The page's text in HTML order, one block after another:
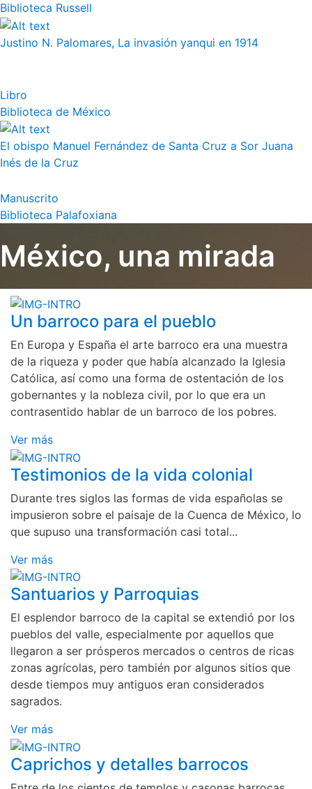
Biblioteca Russell
Justino N. Palomares, La invasión yanqui en 1914
Libro
Biblioteca de México
El obispo Manuel Fernández de Santa Cruz a Sor Juana
Inés de la Cruz
Manuscrito
Biblioteca Palafoxiana
México, una mirada
Un barroco para el pueblo
En Europa y España el arte barroco era una muestra
de la riqueza y poder que había alcanzado la Iglesia
Católica, así como una forma de ostentación de los
gobernantes y la nobleza civil, por lo que era un
contrasentido hablar de un barroco de los pobres.
Ver más
Testimonios de la vida colonial
Durante tres siglos las formas de vida españolas se
impusieron sobre el paisaje de la Cuenca de México, lo
que supuso una transformación casi total...
Ver más
Santuarios y Parroquias
El esplendor barroco de la capital se extendió por los
pueblos del valle, especialmente por aquellos que
llegaron a ser prósperos mercados o centros de ricas
zonas agrícolas, pero también por algunos sitios que
desde tiempos muy antiguos eran considerados
sagrados.
Ver más
Caprichos y detalles barrocos